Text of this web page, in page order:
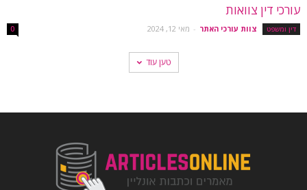
עורכי דין צוואות
דין ומשפט צוות עורכי האתר - מאי 12, 2024 0
טען עוד